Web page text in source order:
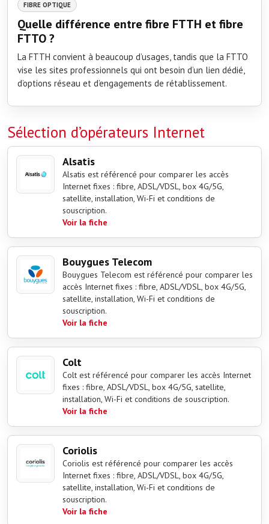
FIBRE OPTIQUE
Quelle différence entre fibre FTTH et fibre
FTTO ?
La FTTH convient à beaucoup d’usages, tandis que la FTTO
vise les sites professionnels qui ont besoin d’un lien dédié,
d’options réseau et d’engagements de rétablissement.
Sélection d’opérateurs Internet
Alsatis
Alsatis est référencé pour comparer les accès
Internet fixes : fibre, ADSL/VDSL, box 4G/5G,
satellite, installation, Wi-Fi et conditions de
souscription.
Voir la fiche
Bouygues Telecom
Bouygues Telecom est référencé pour comparer les
accès Internet fixes : fibre, ADSL/VDSL, box 4G/5G,
satellite, installation, Wi-Fi et conditions de
souscription.
Voir la fiche
Colt
Colt est référencé pour comparer les accès Internet
fixes : fibre, ADSL/VDSL, box 4G/5G, satellite,
installation, Wi-Fi et conditions de souscription.
Voir la fiche
Coriolis
Coriolis est référencé pour comparer les accès
Internet fixes : fibre, ADSL/VDSL, box 4G/5G,
satellite, installation, Wi-Fi et conditions de
souscription.
Voir la fiche